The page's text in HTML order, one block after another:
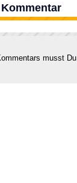
musst Du